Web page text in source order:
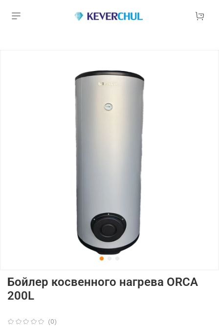
(0)
Бойлер косвенного нагрева ORCA
200L